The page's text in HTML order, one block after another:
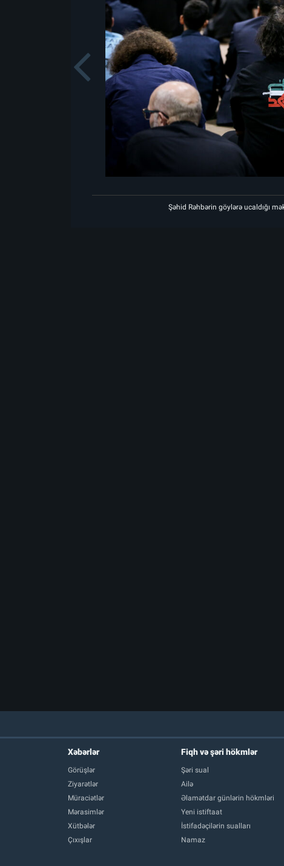
ucaldığı məkanda matəm mərasiminin birinci gecəsi
Xəbərlər
Görüşlər
Ziyarətlər
Müraciətlər
Mərasimlər
Xütbələr
Çıxışlar
Fiqh və şəri hökmlər
Şəri sual
Ailə
Əlamətdar günlərin hökmləri
Yeni istiftaat
İstifadəçilərin sualları
Namaz